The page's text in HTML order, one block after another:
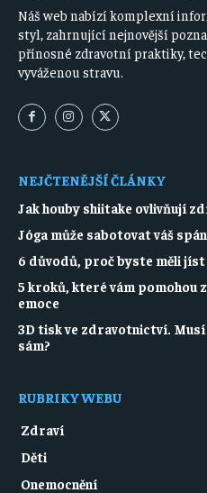
Náš web nabízí komplexní
styl, zahrnující nejnovější
přínosné zdravotní praktiky,
vyváženou stravu.
NEJČTENĚJŠÍ ČLÁNKY
Jak houby shiitake ovlivňují
Jóga může sabotovat váš
6 důvodů, proč byste měli
5 kroků, které vám pomohou
emoce
3D tisk ve zdravotnictví.
sám?
RUBRIKY WEBU
Zdraví
Děti
Onemocnění